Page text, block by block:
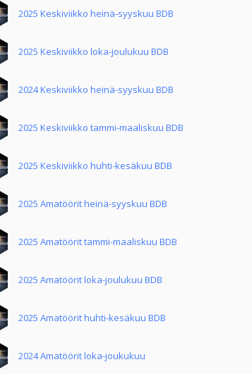
2025 Keskiviikko heinä-syyskuu BDB
2025 Keskiviikko loka-joulukuu BDB
2024 Keskiviikko heinä-syyskuu BDB
2025 Keskiviikko tammi-maaliskuu BDB
2025 Keskiviikko huhti-kesäkuu BDB
2025 Amatöörit heinä-syyskuu BDB
2025 Amatöörit tammi-maaliskuu BDB
2025 Amatöörit loka-joulukuu BDB
2025 Amatöörit huhti-kesäkuu BDB
2024 Amatöörit loka-joukukuu